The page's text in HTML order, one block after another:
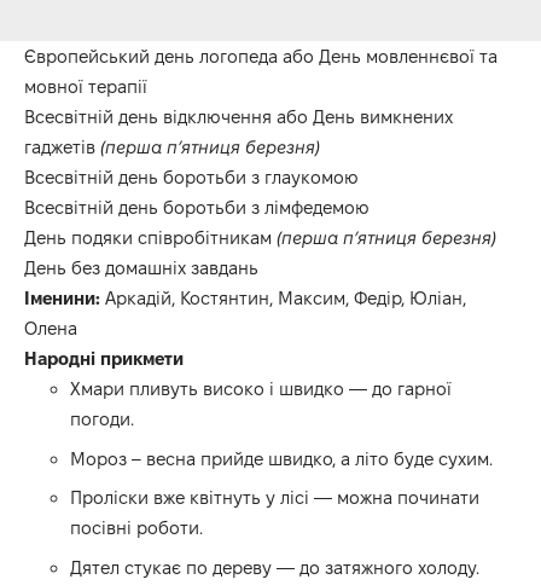
Європейський день логопеда або День мовленнєвої та
мовної терапії
Всесвітній день відключення або День вимкнених
гаджетів (перша п’ятниця березня)
Всесвітній день боротьби з глаукомою
Всесвітній день боротьби з лімфедемою
День подяки співробітникам (перша п’ятниця березня)
День без домашніх завдань
Іменини: Аркадій, Костянтин, Максим, Федір, Юліан,
Олена
Народні прикмети
Хмари пливуть високо і швидко — до гарної
погоди.
Мороз – весна прийде швидко, а літо буде сухим.
Проліски вже квітнуть у лісі — можна починати
посівні роботи.
Дятел стукає по дереву — до затяжного холоду.